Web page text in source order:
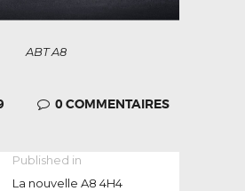
ABT A8
0 COMMENTAIRES
Published in
post:
La nouvelle A8 4H4